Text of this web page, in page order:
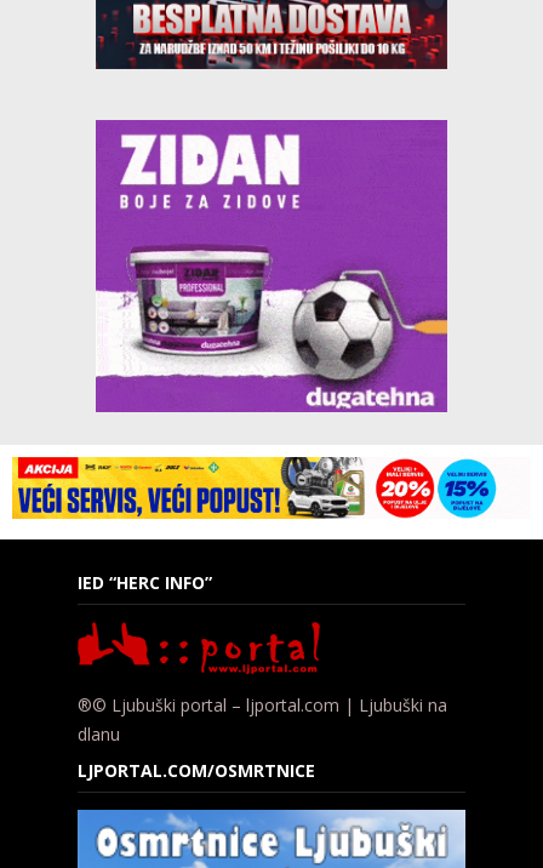
IED “HERC INFO”
®© Ljubuški portal – ljportal.com | Ljubuški na
dlanu
LJPORTAL.COM/OSMRTNICE